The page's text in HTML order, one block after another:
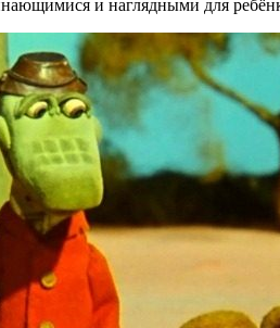
и наглядными для